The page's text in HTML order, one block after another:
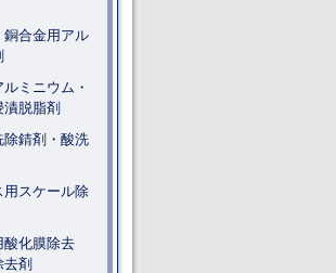
銅合金用アル
ミニウム・
脱脂剤
除錆剤・酸洗
用スケール除
酸化膜除去
剤